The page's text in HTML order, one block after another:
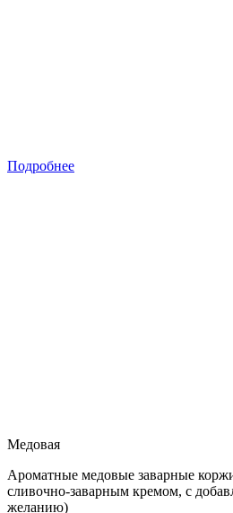
Подробнее
Медовая
Ароматные медовые заварные
сливочно-заварным кремом, с
желанию)